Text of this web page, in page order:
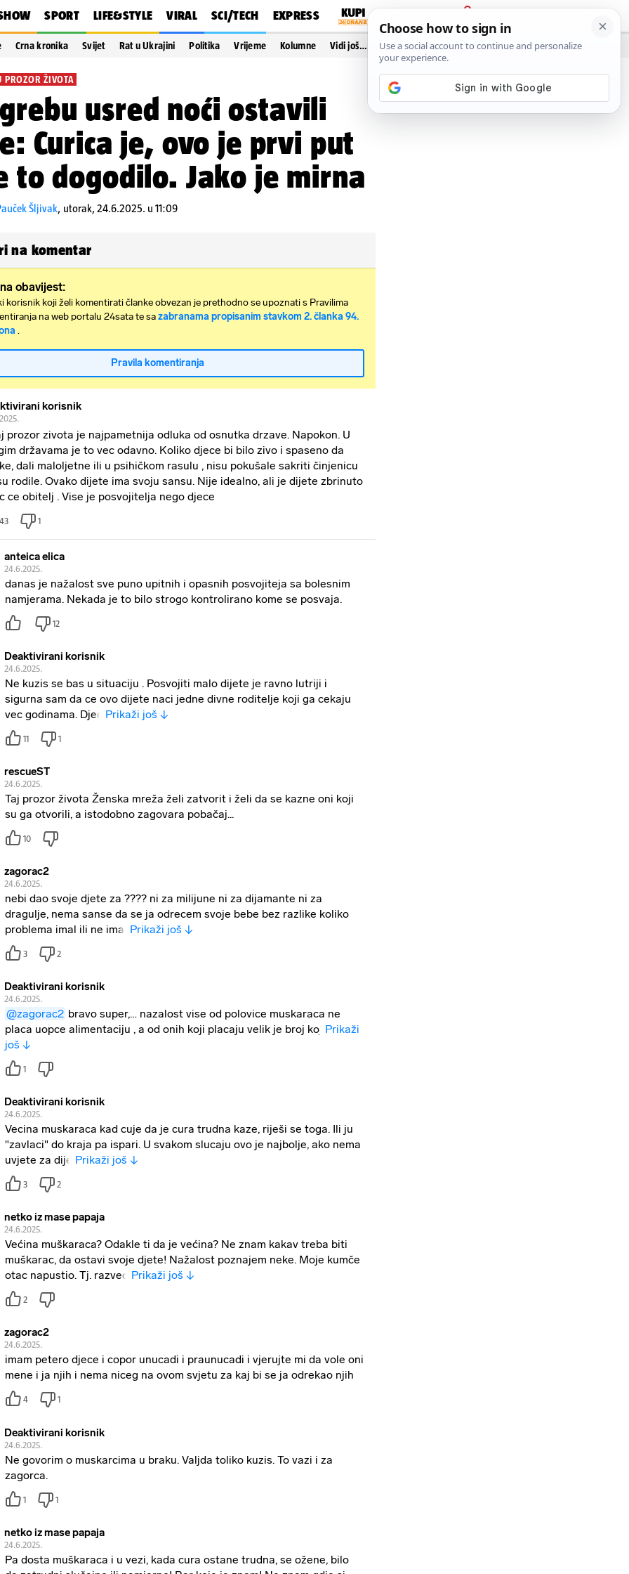
SPORT LIFE&STYLE VIRAL SCI/TECH EXPRESS
PRIJAVA
Crna kronika Svijet Rat u Ukrajini Politika Vrijeme Kolumne Vidi još…
PROZOR ŽIVOTA
usred noći ostavili
Curica je, ovo je prvi put
to dogodilo. Jako je mirna
Šljivak, utorak, 24.6.2025. u 11:09
na komentar
obavijest:
korisnik koji želi komentirati članke obvezan je prethodno se upoznati s Pravilima
na web portalu 24sata te sazabranama propisanim stavkom 2. članka 94.
.
Pravila komentiranja
korisnik
prozor zivota je najpametnija odluka od osnutka drzave. Napokon. U
državama je to vec odavno. Koliko djece bi bilo zivo i spaseno da
dali maloljetne ili u psihičkom rasulu , nisu pokušale sakriti činjenicu
rodile. Ovako dijete ima svoju sansu. Nije idealno, ali je dijete zbrinuto
ce obitelj . Vise je posvojitelja nego djece
43 1
anteica elica
24.6.2025.
danas je nažalost sve puno upitnih i opasnih posvojiteja sa bolesnim
namjerama. Nekada je to bilo strogo kontrolirano kome se posvaja.
12
Deaktivirani korisnik
24.6.2025.
Ne kuzis se bas u situaciju . Posvojiti malo dijete je ravno lutriji i
sigurna sam da ce ovo dijete naci jedne divne roditelje koji ga cekaju
vec godinama. Djec Prikaži još ↓
11 1
rescueST
24.6.2025.
Taj prozor života Ženska mreža želi zatvorit i želi da se kazne oni koji
su ga otvorili, a istodobno zagovara pobačaj...
10
zagorac2
24.6.2025.
nebi dao svoje djete za ???? ni za milijune ni za dijamante ni za
dragulje, nema sanse da se ja odrecem svoje bebe bez razlike koliko
problema imal ili ne imal Prikaži još ↓
3 2
Deaktivirani korisnik
24.6.2025.
@zagorac2 bravo super,… nazalost vise od polovice muskaraca ne
placa uopce alimentaciju , a od onih koji placaju velik je broj koj Prikaži
još ↓
1
Deaktivirani korisnik
24.6.2025.
Vecina muskaraca kad cuje da je cura trudna kaze, riješi se toga. Ili ju
"zavlaci" do kraja pa ispari. U svakom slucaju ovo je najbolje, ako nema
uvjete za dije Prikaži još ↓
3 2
netko iz mase papaja
24.6.2025.
Većina muškaraca? Odakle ti da je većina? Ne znam kakav treba biti
muškarac, da ostavi svoje djete! Nažalost poznajem neke. Moje kumče
otac napustio. Tj. razveo Prikaži još ↓
2
zagorac2
24.6.2025.
imam petero djece i copor unucadi i praunucadi i vjerujte mi da vole oni
mene i ja njih i nema niceg na ovom svjetu za kaj bi se ja odrekao njih
4 1
Deaktivirani korisnik
24.6.2025.
Ne govorim o muskarcima u braku. Valjda toliko kuzis. To vazi i za
zagorca.
1 1
netko iz mase papaja
24.6.2025.
Pa dosta muškaraca i u vezi, kada cura ostane trudna, se ožene, bilo